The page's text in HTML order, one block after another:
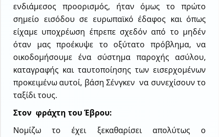
ενδιάμεσος προορισμός, ήταν όμως το πρώτο
σημείο εισόδου σε ευρωπαϊκό έδαφος και όπως
είχαμε υποχρέωση έπρεπε σχεδόν από το μηδέν
όταν μας προέκυψε το οξύτατο πρόβλημα, να
οικοδομήσουμε ένα σύστημα παροχής ασύλου,
καταγραφής και ταυτοποίησης των εισερχομένων
προκειμένω αυτοί, βάση Σένγκεν να συνεχίσουν το
ταξίδι τους.
Στον φράχτη του Έβρου:
Νομίζω το έχει ξεκαθαρίσει απολύτως ο